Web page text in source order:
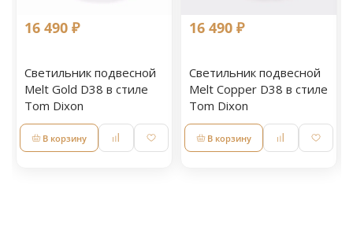
16 490 ₽
Светильник подвесной
Melt Gold D38 в стиле
Tom Dixon
В корзину
16 490 ₽
Светильник подвесной
Melt Copper D38 в стиле
Tom Dixon
В корзину